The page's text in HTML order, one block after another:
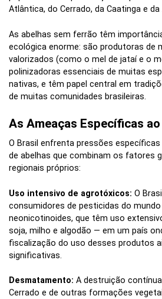
Atlântica, do Cerrado, da Caatinga e da
As abelhas sem ferrão têm
ecológica enorme: são produtoras de
valorizados (como o mel de jataí e o
polinizadoras essenciais de muitas
nativas, e têm papel central em
de muitas comunidades brasileiras.
As Ameaças Específicas
O Brasil enfrenta pressões
de abelhas que combinam os fatores
regionais próprios:
Uso intensivo de agrotóxicos: O
consumidores de pesticidas do
neonicotinoides, que têm uso
soja, milho e algodão — em um país
fiscalização do uso desses produtos
significativas.
Desmatamento: A destruição
Cerrado e de outras formações